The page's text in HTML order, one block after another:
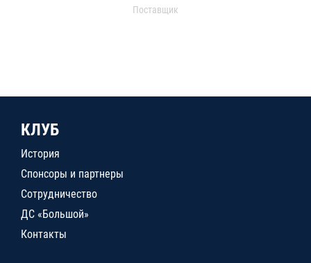
Поставщик
КЛУБ
История
Спонсоры и партнеры
Сотрудничество
ДС «Большой»
Контакты